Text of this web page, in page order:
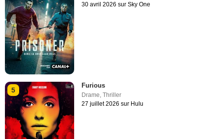
30 avril 2026 sur Sky One
5
Furious
Drame,Thriller
27 juillet 2026 sur Hulu